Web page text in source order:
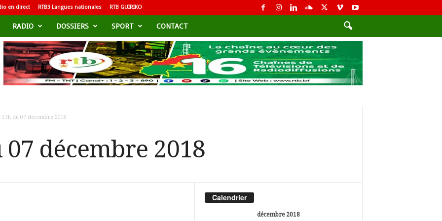
en direct RTB3 Langues nationales RTB GUIRIKO
RADIO DOSSIERS SPORT CONTACT
13h du 07 décembre 2018
07 décembre 2018
Calendrier
décembre 2018